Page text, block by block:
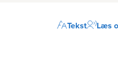
Tekst Læs